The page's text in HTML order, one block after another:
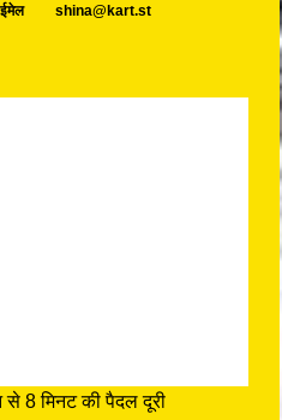
ईमेल
shina@kart.st
से 8 मिनट की पैदल दूरी